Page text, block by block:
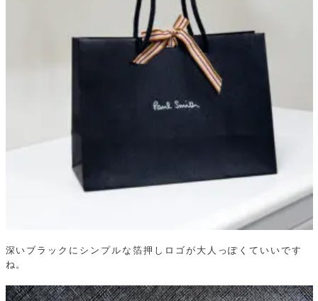
深いブラックにシンプルな箔押しロゴが大人っぽくていいです
ね。